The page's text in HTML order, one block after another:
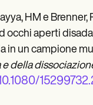
HM e Brenner,
occhi aperti
in un campione
e della